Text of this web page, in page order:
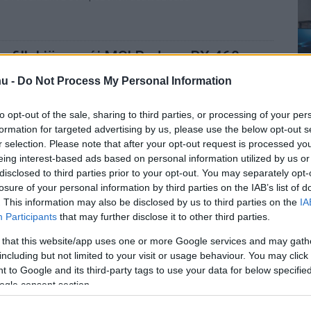
- Do Not Process My Personal Information
opt-out of the sale, sharing to third parties, or processing of your
for targeted advertising by us, please use the below opt-out
selection. Please note that after your opt-out request is processed
interest-based ads based on personal information utilized by us
to third parties prior to your opt-out. You may separately
of your personal information by third parties on the IAB’s list of
This information may also be disclosed by us to third parties on the
Participants that may further disclose it to other third parties.
that this website/app uses one or more Google services and may
but not limited to your visit or usage behaviour. You may
to Google and its third-party tags to use your data for below
consent section.
jön az új MSI Radeon RX 460
Polaris 12 GPU
RX 460-nál gyengébb kártyát hajt majd.
a Radeon RX 460 letiltott shaderjei